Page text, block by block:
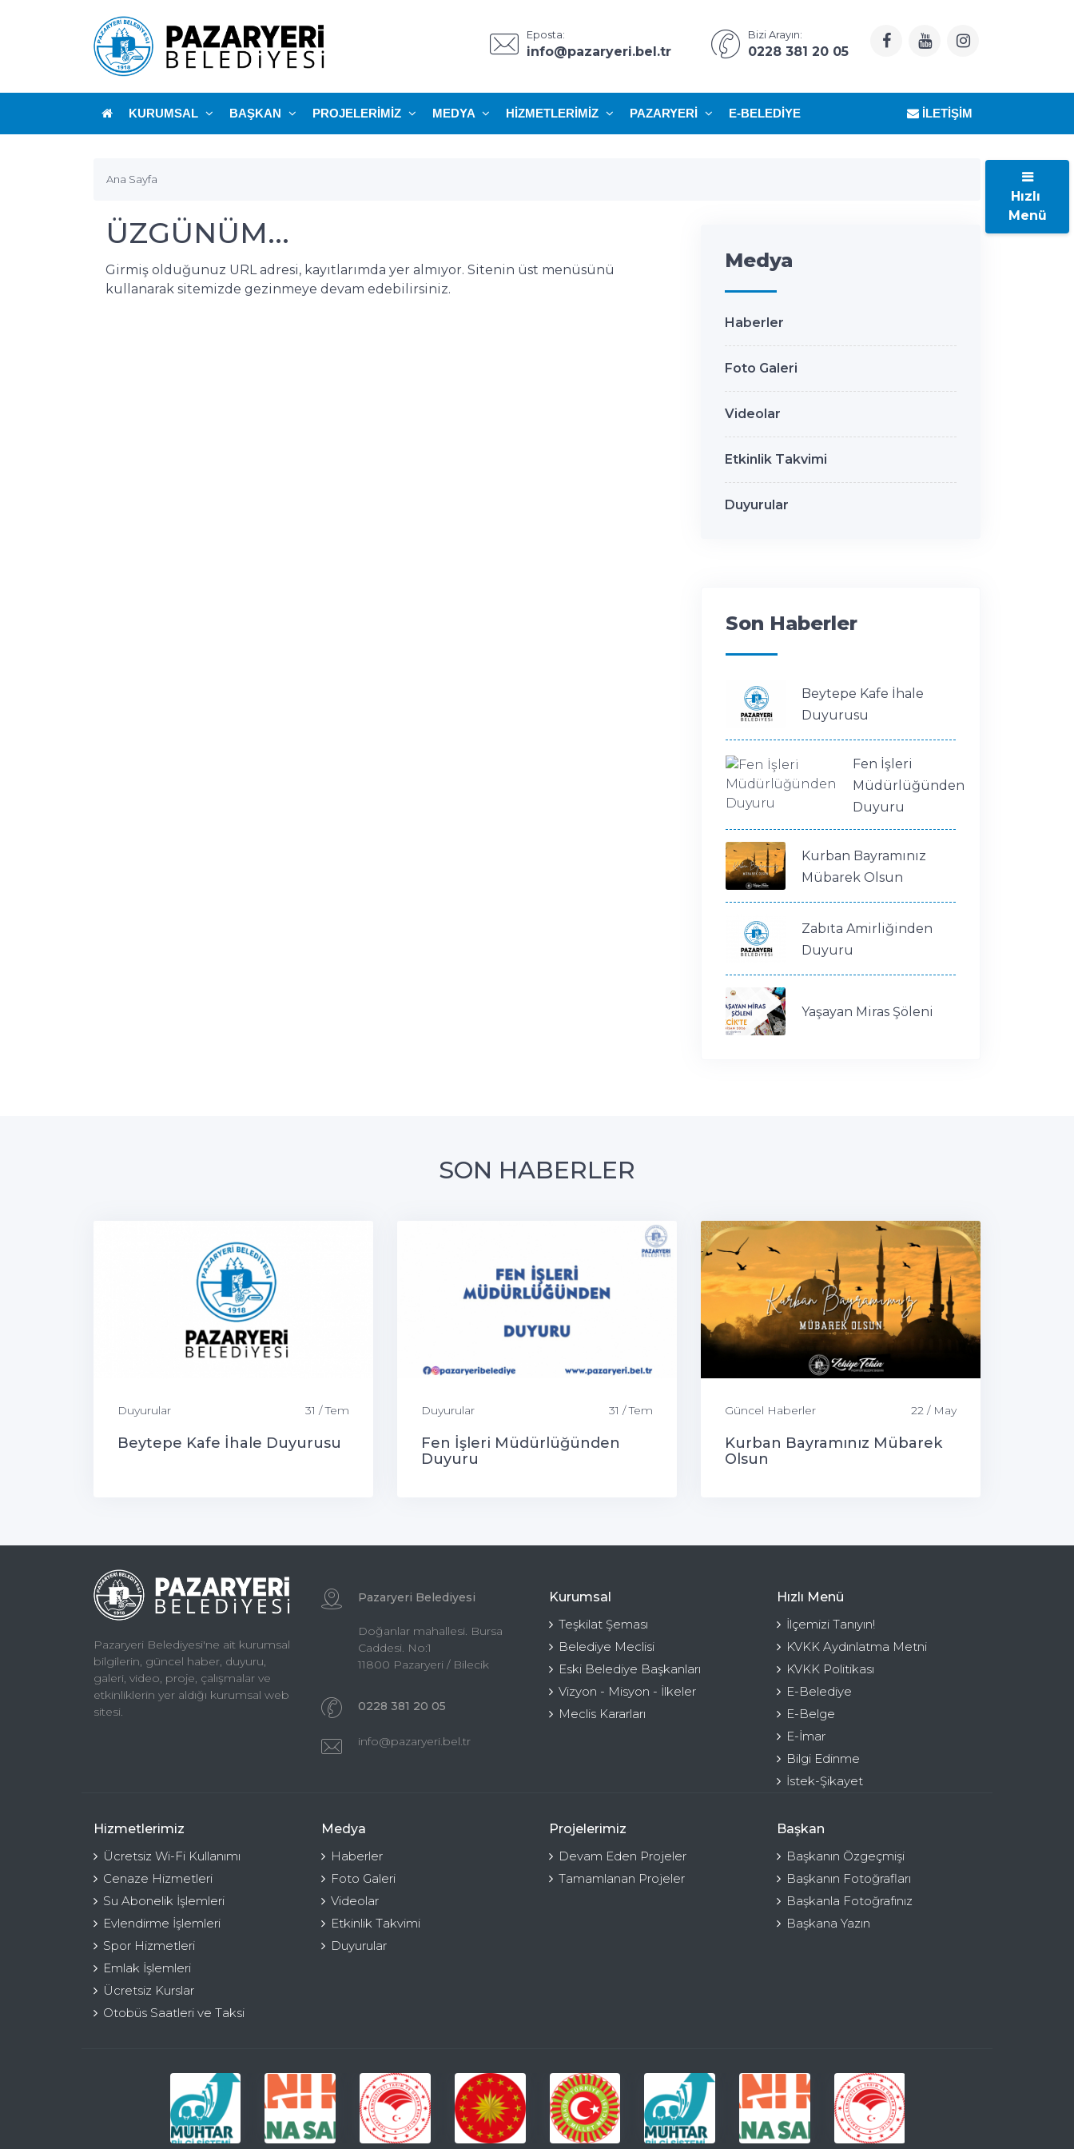
Eposta:
info@pazaryeri.bel.tr
Bizi Arayın:
0228 381 20 05
KURUMSAL BAŞKAN PROJELERIMIZ MEDYA HIZMETLERIMIZ PAZARYERI E-BELEDIYE İLETIŞIM
Ana Sayfa
ÜZGÜNÜM...
Girmiş olduğunuz URL adresi, kayıtlarımda yer almıyor. Sitenin üst menüsünü
kullanarak sitemizde gezinmeye devam edebilirsiniz.
Medya
Haberler
Foto Galeri
Videolar
Etkinlik Takvimi
Duyurular
Son Haberler
Beytepe Kafe İhale
Duyurusu
Fen İşleri
Müdürlüğünden
Duyuru
Kurban Bayramınız
Mübarek Olsun
Zabıta Amirliğinden
Duyuru
Yaşayan Miras Şöleni
SON HABERLER
Duyurular 31 / Tem
Beytepe Kafe İhale Duyurusu
Duyurular 31 / Tem
Fen İşleri Müdürlüğünden
Duyuru
Güncel Haberler 22 / May
Kurban Bayramınız Mübarek
Olsun
Pazaryeri Belediyesi'ne ait kurumsal
bilgilerin, güncel haber, duyuru,
galeri, video, proje, çalışmalar ve
etkinliklerin yer aldığı kurumsal web
sitesi.
Pazaryeri Belediyesi
Doğanlar mahallesi. Bursa
Caddesi. No:1
11800 Pazaryeri / Bilecik
0228 381 20 05
info@pazaryeri.bel.tr
Kurumsal
Teşkilat Şeması
Belediye Meclisi
Eski Belediye Başkanları
Vizyon - Misyon - İlkeler
Meclis Kararları
Hızlı Menü
İlçemizi Tanıyın!
KVKK Aydınlatma Metni
KVKK Politikası
E-Belediye
E-Belge
E-İmar
Bilgi Edinme
İstek-Şikayet
Hizmetlerimiz
Ücretsiz Wi-Fi Kullanımı
Cenaze Hizmetleri
Su Abonelik İşlemleri
Evlendirme İşlemleri
Spor Hizmetleri
Emlak İşlemleri
Ücretsiz Kurslar
Otobüs Saatleri ve Taksi
Medya
Haberler
Foto Galeri
Videolar
Etkinlik Takvimi
Duyurular
Projelerimiz
Devam Eden Projeler
Tamamlanan Projeler
Başkan
Başkanın Özgeçmişi
Başkanın Fotoğrafları
Başkanla Fotoğrafınız
Başkana Yazın
Hızlı
Menü